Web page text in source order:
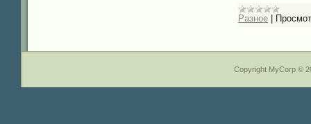
Разное |
Copyright MyCorp ©